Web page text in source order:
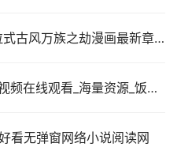
古风万族之劫漫画最新章节
线观看_海量资源_饭团影视
看无弹窗网络小说阅读网